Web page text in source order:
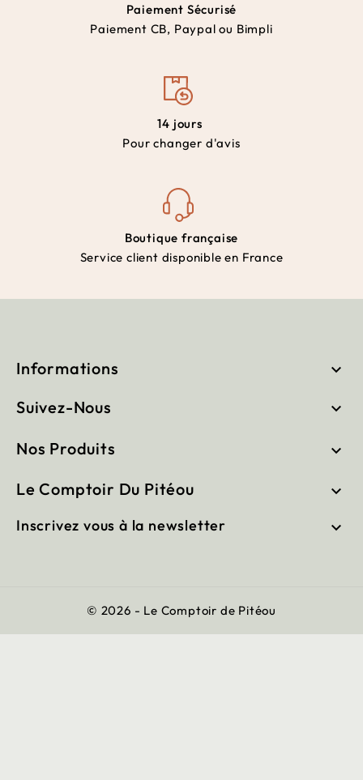
Paiement Sécurisé
Paiement CB, Paypal ou Bimpli
14 jours
Pour changer d'avis
Boutique française
Service client disponible en France
Informations 
Suivez-Nous 
Nos Produits 
Le Comptoir Du Pitéou 
Inscrivez vous à la newsletter 
© 2026 - Le Comptoir de Pitéou